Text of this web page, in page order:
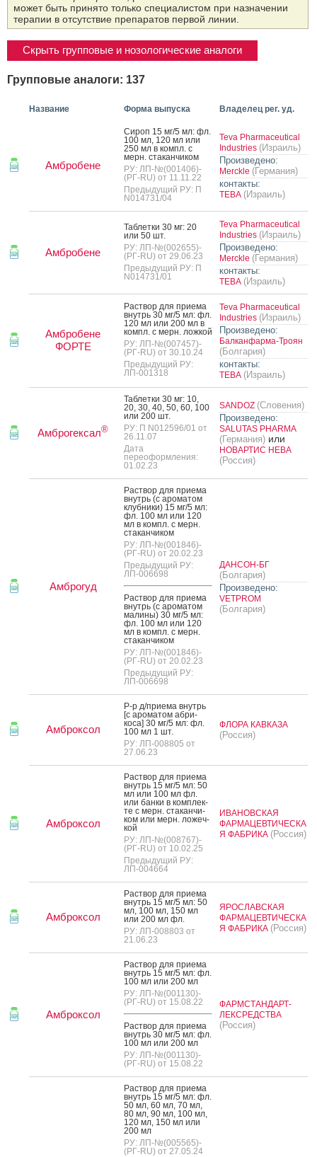
может быть принято только специалистом при назначении
терапии в отсутствие препаратов первой линии.
Скрыть групповые и нозологические аналоги
Групповые аналоги: 137
Название Форма выпуска Владелец рег. уд.
Амбробене
Си­роп 15 мг/5 мл: фл.
100 мл, 120 мл или
250 мл в компл. с
мерн. ста­кан­чи­ком
РУ: ЛП-№(001406)-
(РГ-RU) от 11.11.22
Предыдущий РУ: П
N014731/04
Teva Pharmaceutical
Industries (Израиль)
Произведено:
Merckle (Германия)
контакты:
ТЕВА (Израиль)
Амбробене
Таб­летки 30 мг: 20
или 50 шт.
РУ: ЛП-№(002655)-
(РГ-RU) от 29.06.23
Предыдущий РУ: П
N014731/01
Teva Pharmaceutical
Industries (Израиль)
Произведено:
Merckle (Германия)
контакты:
ТЕВА (Израиль)
Амбробене
ФОРТЕ
Рас­твор для при­ема
внутрь 30 мг/5 мл: фл.
120 мл или 200 мл в
компл. с мерн. лож­кой
РУ: ЛП-№(007457)-
(РГ-RU) от 30.10.24
Предыдущий РУ:
ЛП-001318
Teva Pharmaceutical
Industries (Израиль)
Произведено:
Балканфарма-Троян
(Болгария)
контакты:
ТЕВА (Израиль)
Амброгексал®
Таб­летки 30 мг: 10,
20, 30, 40, 50, 60, 100
или 200 шт.
РУ: П N012596/01 от
26.11.07
Дата
переоформления:
01.02.23
SANDOZ (Словения)
Произведено:
SALUTAS PHARMA
(Германия) или
НОВАРТИС НЕВА
(Россия)
Амброгуд
Рас­твор для при­ема
внутрь (с аро­матом
клуб­ни­ки) 15 мг/5 мл:
фл. 100 мл или 120
мл в компл. с мерн.
ста­кан­чи­ком
РУ: ЛП-№(001846)-
(РГ-RU) от 20.02.23
Предыдущий РУ:
ЛП-006698
Рас­твор для при­ема
внутрь (с аро­матом
ма­лины) 30 мг/5 мл:
фл. 100 мл или 120
мл в компл. с мерн.
ста­кан­чи­ком
РУ: ЛП-№(001846)-
(РГ-RU) от 20.02.23
Предыдущий РУ:
ЛП-006698
ДАНСОН-БГ
(Болгария)
Произведено:
VETPROM
(Болгария)
Амброксол
Р-р д/при­ема внутрь
[с аро­матом аб­ри­
коса] 30 мг/5 мл: фл.
100 мл 1 шт.
РУ: ЛП-008805 от
27.06.23
ФЛОРА КАВКАЗА
(Россия)
Амброксол
Рас­твор для при­ема
внутрь 15 мг/5 мл: 50
мл или 100 мл фл.
или бан­ки в ком­плек­
те с мерн. ста­кан­чи­
ком или мерн. ло­жеч­
кой
РУ: ЛП-№(008767)-
(РГ-RU) от 10.02.25
Предыдущий РУ:
ЛП-004664
ИВАНОВСКАЯ
ФАРМАЦЕВТИЧЕСКА
Я ФАБРИКА (Россия)
Амброксол
Рас­твор для при­ема
внутрь 15 мг/5 мл: 50
мл, 100 мл, 150 мл
или 200 мл фл.
РУ: ЛП-008803 от
21.06.23
ЯРОСЛАВСКАЯ
ФАРМАЦЕВТИЧЕСКА
Я ФАБРИКА (Россия)
Амброксол
Рас­твор для при­ема
внутрь 15 мг/5 мл: фл.
100 мл или 200 мл
РУ: ЛП-№(001130)-
(РГ-RU) от 15.08.22
Рас­твор для при­ема
внутрь 30 мг/5 мл: фл.
100 мл или 200 мл
РУ: ЛП-№(001130)-
(РГ-RU) от 15.08.22
ФАРМСТАНДАРТ-
ЛЕКСРЕДСТВА
(Россия)
Рас­твор для при­ема
внутрь 15 мг/5 мл: фл.
50 мл, 60 мл, 70 мл,
80 мл, 90 мл, 100 мл,
120 мл, 150 мл или
200 мл
РУ: ЛП-№(005565)-
(РГ-RU) от 27.05.24